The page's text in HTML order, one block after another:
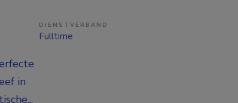
DIENSTVERBAND
Fulltime
in